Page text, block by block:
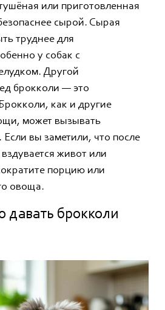
или приготовленная
сырой. Сырая
труднее для
у собак с
Другой
брокколи — это
как и другие
может вызывать
Если вы заметили, что после
живот или
порцию или
овоща.
давать брокколи